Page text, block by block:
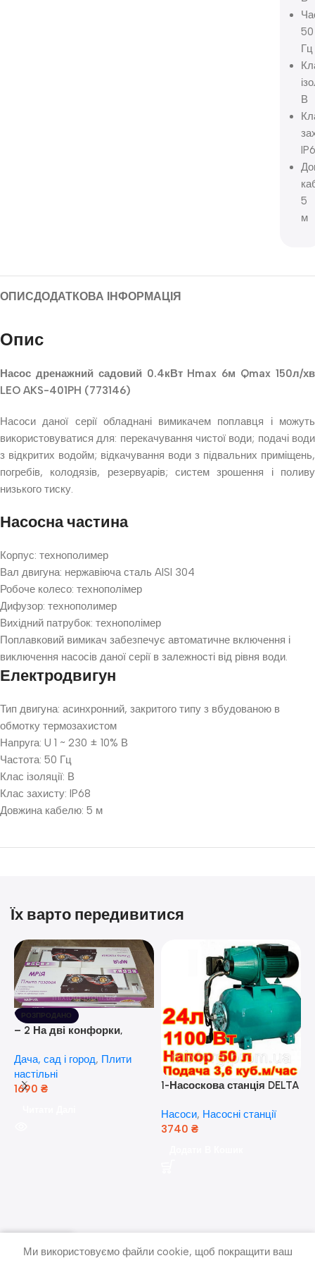
50
Гц
В
5
м
ОПИСДОДАТКОВА ІНФОРМАЦІЯ
Опис
Насос дренажний садовий 0.4кВт Hmax 6м Qmax 150л/хв
LEO AKS-401PH (773146)
Насоси даної серії обладнані вимикачем поплавця і можуть
використовуватися для: перекачування чистої води; подачі води
з відкритих водойм; відкачування води з підвальних приміщень,
погребів, колодязів, резервуарів; систем зрошення і поливу
низького тиску.
Насосна частина
Корпус: технополимер
Вал двигуна: нержавіюча сталь AISI 304
Робоче колесо: технополімер
Дифузор: технополимер
Вихідний патрубок: технополімер
Поплавковий вимикач забезпечує автоматичне включення і
виключення насосів даної серії в залежності від рівня води.
Електродвигун
Тип двигуна: асинхронний, закритого типу з вбудованою в
обмотку термозахистом
Напруга: U 1 ~ 230 ± 10% В
Частота: 50 Гц
Клас ізоляції: В
Клас захисту: IP68
Довжина кабелю: 5 м
Їх варто передивитися
РОЗПРОДАНО
– 2 На дві конфорки,
розпалюванням.
Дача, сад і город, Плити
настільні
1690 ₴
1-Насоскова станція DELTA
кВт) ( Польща)
Насоси, Насосні станції
3740 ₴
Ми використовуємо файли cookie, щоб покращити ваш